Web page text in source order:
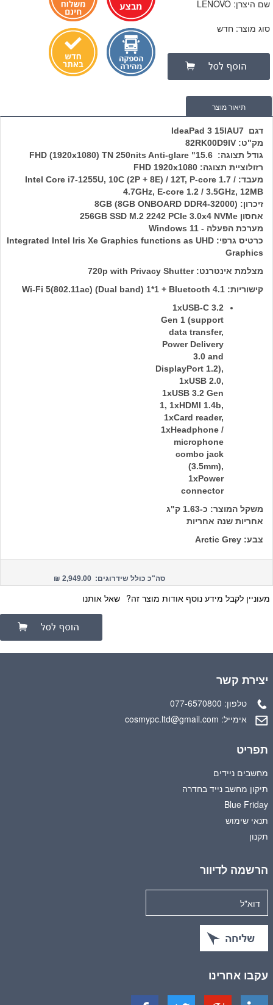
שם היצרן: LENOVO
סוג מוצר: חדש
תיאור מוצר
דגם IdeaPad 3 15IAU7
מק"ט: 82RK00D9IV
גודל תצוגה: 15.6" FHD (1920x1080) TN 250nits Anti-glare
רזולוציית תצוגה: FHD 1920x1080
מעבד: Intel Core i7-1255U, 10C (2P + 8E) / 12T, P-core 1.7 /
4.7GHz, E-core 1.2 / 3.5GHz, 12MB
זיכרון: (8GB (8GB ONBOARD DDR4-32000
אחסון 256GB SSD M.2 2242 PCIe 3.0x4 NVMe
מערכת הפעלה - Windows 11
כרטיס גרפי: Integrated Intel Iris Xe Graphics functions as UHD
Graphics
מצלמת אינטרנט: 720p with Privacy Shutter
קישוריות: Wi-Fi 5(802.11ac) (Dual band) 1*1 + Bluetooth 4.1
1xUSB-C 3.2
Gen 1 (support
data transfer,
Power Delivery
3.0 and
DisplayPort 1.2),
1xUSB 2.0,
1xUSB 3.2 Gen
1, 1xHDMI 1.4b,
1xCard reader,
1xHeadphone /
microphone
combo jack
(3.5mm),
1xPower
connector
משקל המוצר: כ-1.63 ק"ג
אחריות שנה אחריות
צבע: Arctic Grey
סה"כ כולל שידרוגים: 2,949.00 ₪
מעוניין לקבל מידע נוסף אודות מוצר זה? שאל אותנו
יצירת קשר
טלפון: 077-6570800
אימייל: cosmypc.ltd@gmail.com
תפריט
מחשבים ניידים
תיקון מחשב נייד בחדרה
Blue Friday
תנאי שימוש
תקנון
הרשמה לדיוור
עקבו אחרינו